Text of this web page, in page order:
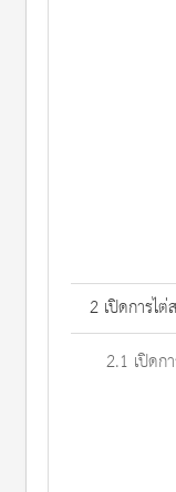
2 เปิดการไ
2.1 เปิดก